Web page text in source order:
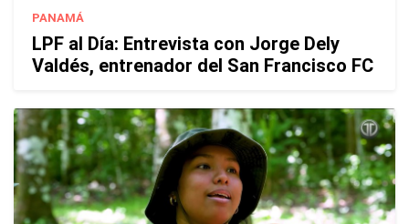
PANAMÁ
LPF al Día: Entrevista con Jorge Dely
Valdés, entrenador del San Francisco FC